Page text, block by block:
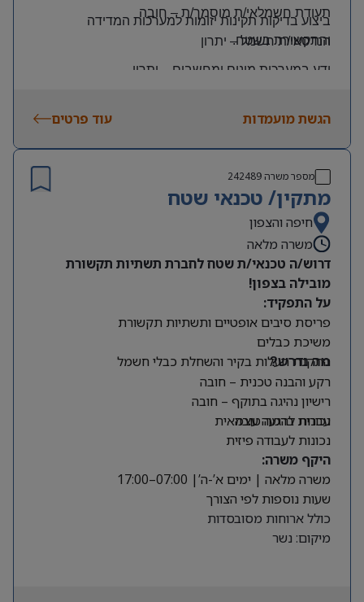
ביצוע בדיקות תקינות יזומות למערכות המדידה
והתקשורת בשטח.
תעודת חשמלאי/ת מוסמך/ת – חובה
הנדסאי/ת חשמל– יתרון
ידע במערכות מונים ומחשבים יתרון
היקף משרה:
משרה מלאה | ימים: א’-ה’ | שעות: 8:00–17:00
תנאים:
רכב צמוד וטלפון סלולרי
שכר גבוה
מיקום: קדימה צורן
הגשת מועמדות עוד פרטים
מספר משרה242489
מתקין/ טכנאי שטח
חיפה והצפון
משרה מלאה
דרוש/ה טכנאי/ת שטח לחברת תשתיות תקשורת
מובילה בצפון!
על התפקיד:
פריסת סיבים אופטיים ותשתיות תקשורת
משיכת כבלים
התקנת תעלות בקיר והשחלת כבלי חשמל
מה נדרש?
רקע והבנה טכנית – חובה
רישיון נהיגה בתוקף – חובה
עברית ברמה טובה
נכונות להגעה עצמאית
נכונות לעבודה פיזית
היקף משרה:
משרה מלאה | ימים א’-ה’| 07:00–17:00
שעות נוספות לפי הצורך
כולל ארוחות מסובסדות
מיקום: נשר